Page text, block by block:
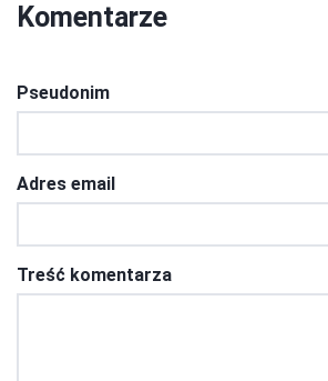
Komentarze
Pseudonim
Adres email
Treść komentarza